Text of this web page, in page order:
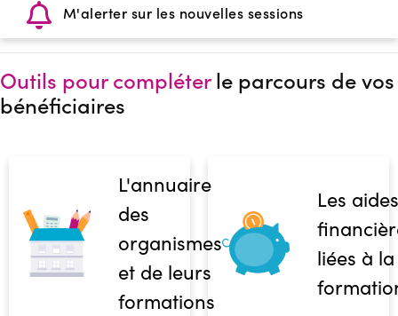
M'alerter sur les nouvelles sessions
Outils pour compléterle parcours de vos
bénéficiaires
L'annuaire
des
organismes
et de leurs
formations
Les aides
liées à la